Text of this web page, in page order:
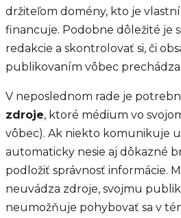
držiteľom domény, kto je
financuje. Podobne dôležité je
redakcie a skontrolovať si, či
publikovaním vôbec
V neposlednom rade je
zdroje, ktoré médium vo
vôbec). Ak niekto komunikuje
automaticky nesie aj dôkazné
podložiť správnosť informácie.
neuvádza zdroje, svojmu
neumožňuje pohybovať sa v